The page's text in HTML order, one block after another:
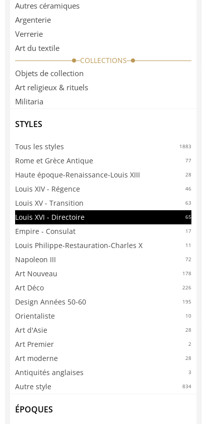
Autres céramiques
Argenterie
Verrerie
Art du textile
COLLECTIONS
Objets de collection
Art religieux & rituels
Militaria
STYLES
Tous les styles 1883
Rome et Grèce Antique 77
Haute époque-Renaissance-Louis XIII 28
Louis XIV - Régence 46
Louis XV - Transition 63
Louis XVI - Directoire 65
Empire - Consulat 17
Louis Philippe-Restauration-Charles X 11
Napoleon III 72
Art Nouveau 178
Art Déco 226
Design Années 50-60 195
Orientaliste 10
Art d'Asie 28
Art Premier 2
Art moderne 28
Antiquités anglaises 3
Autre style 834
ÉPOQUES